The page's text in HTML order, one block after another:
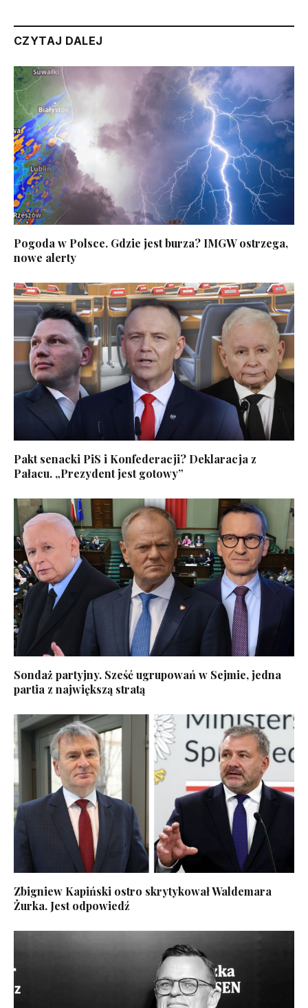
CZYTAJ DALEJ
Pogoda w Polsce. Gdzie jest burza? IMGW ostrzega,
nowe alerty
Pakt senacki PiS i Konfederacji? Deklaracja z
Pałacu. „Prezydent jest gotowy”
Sondaż partyjny. Sześć ugrupowań w Sejmie, jedna
partia z największą stratą
Zbigniew Kapiński ostro skrytykował Waldemara
Żurka. Jest odpowiedź